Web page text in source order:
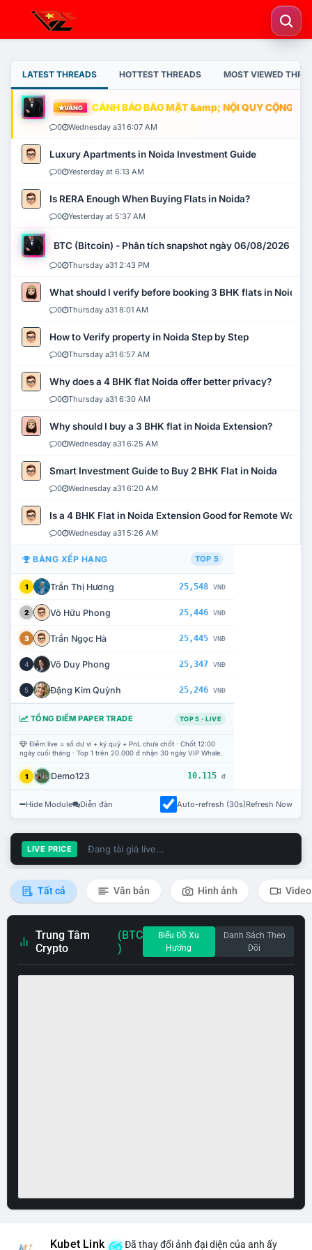
LATEST THREADS HOTTEST THREADS MOST VIEWED
VÀNG CẢNH BÁO BẢO MẬT &amp; NỘI QUY CỘNG
0 Wednesday a31 6:07 AM
Luxury Apartments in Noida Investment Guide
0 Yesterday at 6:13 AM
Is RERA Enough When Buying Flats in Noida?
0 Yesterday at 5:37 AM
BTC (Bitcoin) - Phân tích snapshot ngày 06/08/2026
0 Thursday a31 2:43 PM
What should I verify before booking 3 BHK flats in Noida?
0 Thursday a31 8:01 AM
How to Verify property in Noida Step by Step
0 Thursday a31 6:57 AM
Why does a 4 BHK flat Noida offer better privacy?
0 Thursday a31 6:30 AM
Why should I buy a 3 BHK flat in Noida Extension?
0 Wednesday a31 6:25 AM
Smart Investment Guide to Buy 2 BHK Flat in Noida
0 Wednesday a31 6:20 AM
Is a 4 BHK Flat in Noida Extension Good for Remote Work?
0 Wednesday a31 5:26 AM
BẢNG XẾP HẠNG TOP 5
1 Trần Thị Hương 25,548 VNĐ
2 Võ Hữu Phong 25,446 VNĐ
3 Trần Ngọc Hà 25,445 VNĐ
4 Võ Duy Phong 25,347 VNĐ
5 Đặng Kim Quỳnh 25,246 VNĐ
TỔNG ĐIỂM PAPER TRADE TOP 5 · LIVE
Điểm live = số dư ví + ký quỹ + PnL chưa chốt · Chốt 12:00
ngày cuối tháng · Top 1 trên 20.000 đ nhận 30 ngày VIP Whale.
1 Demo123 10.115 đ
Hide Module Diễn đàn Auto-refresh (30s)Refresh Now
LIVE PRICE Đang tải giá live...
Tất cả Văn bản Hình ảnh Video
Trung Tâm
Crypto
(BTC
)
Biểu Đồ Xu
Hướng
Danh Sách Theo
Dõi
Kubet Link Đã thay đổi ảnh đại diện của anh ấy